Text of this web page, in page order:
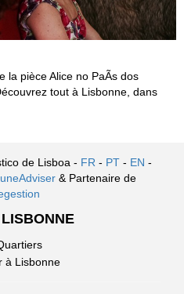
la pièce Alice no PaÃ­s dos
tout à Lisbonne, dans
de Lisboa - FR - PT - EN -
& Partenaire de
à Lisbonne